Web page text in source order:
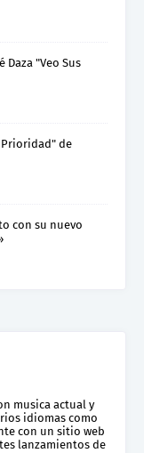
Daza "Veo Sus
de
con su nuevo
musica actual y
idiomas como
con un sitio web
lanzamientos de